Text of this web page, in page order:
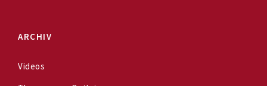
ARCHIV
Videos